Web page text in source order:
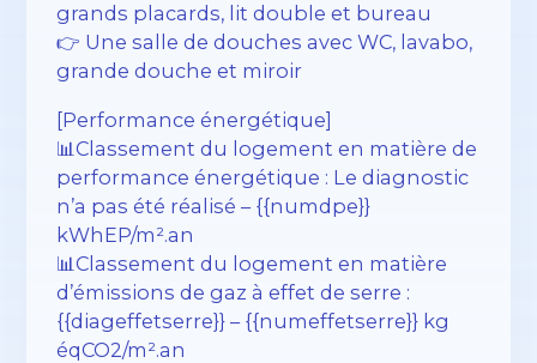
grands placards, lit double et bureau
👉 Une salle de douches avec WC, lavabo,
grande douche et miroir
[Performance énergétique]
📊Classement du logement en matière de
performance énergétique : Le diagnostic
n’a pas été réalisé – {{numdpe}}
kWhEP/m².an
📊Classement du logement en matière
d’émissions de gaz à effet de serre :
{{diageffetserre}} – {{numeffetserre}} kg
éqCO2/m².an